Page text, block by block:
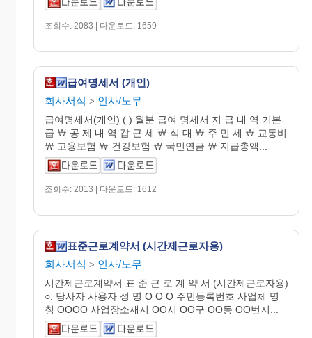
조회수: 2083 | 다운로드: 1659
급여명세서 (개인)
회사서식 > 인사/노무
급여명세서(개인) ( ) 월분 급여 명세서 지 급 내 역 기본
급 ￦ 공 제 내 역 갑 근 세 ￦ 식 대 ￦ 주 민 세 ￦ 교통비
￦ 고용보험 ￦ 건강보험 ￦ 국민연금 ￦ 지급총액...
조회수: 2013 | 다운로드: 1612
표준근로계약서 (시간제근로자용)
회사서식 > 인사/노무
시간제근로계약서 표 준 근 로 계 약 서 (시간제근로자용)
○. 당사자 사용자 성 명 O O O 주민등록번호 사업체 명
칭 OOOO 사업장소재지 OO시 OO구 OO동 OO번지...